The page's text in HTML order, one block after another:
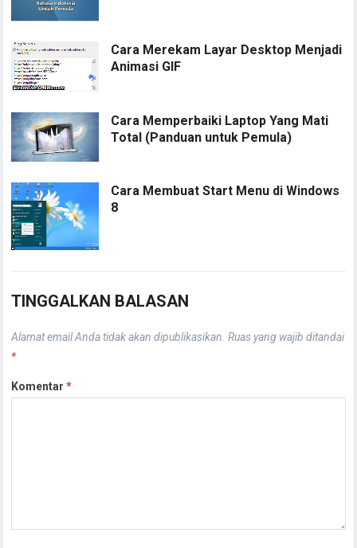
Cara Merekam Layar Desktop Menjadi
Animasi GIF
Cara Memperbaiki Laptop Yang Mati
Total (Panduan untuk Pemula)
Cara Membuat Start Menu di Windows
8
TINGGALKAN BALASAN
Alamat email Anda tidak akan dipublikasikan. Ruas yang wajib ditandai
*
Komentar*